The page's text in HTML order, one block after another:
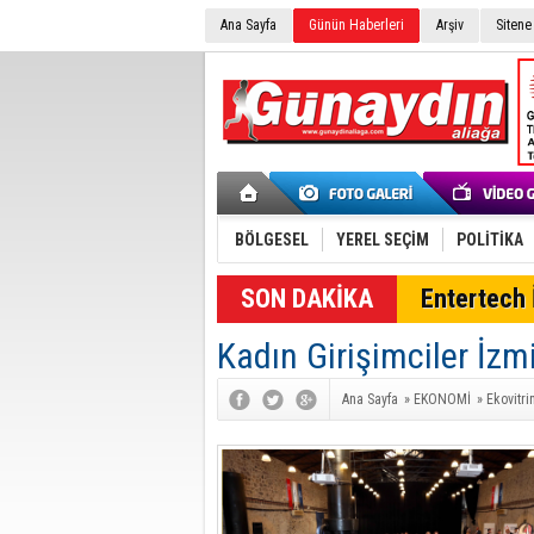
Ana Sayfa Günün Haberleri Arşiv
BÖLGESEL YEREL SEÇİM POLİTİKA
SON DAKİKA Entertech
Kadın Girişimciler
Ana Sayfa » EKONOMİ » Ekovitrin